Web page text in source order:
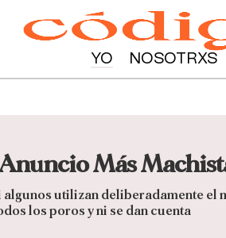
YO NOSOTRXS
Anuncio Más
algunos utilizan deliberadamente el
los poros y ni se dan cuenta